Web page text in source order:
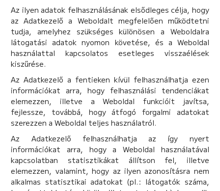
Az ilyen adatok felhasználásának elsődleges célja, hogy
az Adatkezelő a Weboldalt megfelelően működtetni
tudja, amelyhez szükséges különösen a Weboldalra
látogatási adatok nyomon követése, és a Weboldal
használattal kapcsolatos esetleges visszaélések
kiszűrése.
Az Adatkezelő a fentieken kívül felhasználhatja ezen
információkat arra, hogy felhasználási tendenciákat
elemezzen, illetve a Weboldal funkcióit javítsa,
fejlessze, továbbá, hogy átfogó forgalmi adatokat
szerezzen a Weboldal teljes használatról.
Az Adatkezelő felhasználhatja az így nyert
információkat arra, hogy a Weboldal használatával
kapcsolatban statisztikákat állítson fel, illetve
elemezzen, valamint, hogy az ilyen azonosításra nem
alkalmas statisztikai adatokat (pl.: látogatók száma,